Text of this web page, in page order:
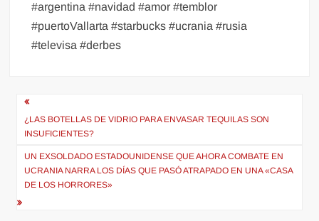
#argentina #navidad #amor #temblor
#puertoVallarta #starbucks #ucrania #rusia
#televisa #derbes
Navegación
de
entradas
¿LAS BOTELLAS DE VIDRIO PARA ENVASAR TEQUILAS SON
INSUFICIENTES?
UN EXSOLDADO ESTADOUNIDENSE QUE AHORA COMBATE EN
UCRANIA NARRA LOS DÍAS QUE PASÓ ATRAPADO EN UNA «CASA
DE LOS HORRORES»